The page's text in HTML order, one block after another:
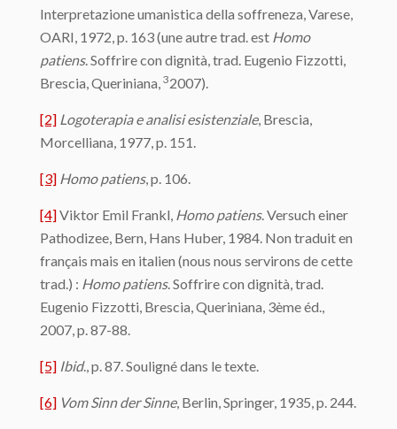
Interpretazione umanistica della soffreneza, Varese,
OARI, 1972, p. 163 (une autre trad. est Homo
patiens. Soffrire con dignità, trad. Eugenio Fizzotti,
Brescia, Queriniana, 32007).
[2] Logoterapia e analisi esistenziale, Brescia,
Morcelliana, 1977, p. 151.
[3] Homo patiens, p. 106.
[4]Viktor Emil Frankl, Homo patiens. Versuch einer
Pathodizee, Bern, Hans Huber, 1984. Non traduit en
français mais en italien (nous nous servirons de cette
trad.) : Homo patiens. Soffrire con dignità, trad.
Eugenio Fizzotti, Brescia, Queriniana, 3ème éd.,
2007, p. 87-88.
[5] Ibid., p. 87. Souligné dans le texte.
[6] Vom Sinn der Sinne, Berlin, Springer, 1935, p. 244.